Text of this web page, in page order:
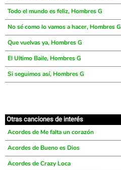
Todo el mundo es feliz, Hombres G
No sé como lo vamos a hacer, Hombres G
Que vuelvas ya, Hombres G
El Ultimo Baile, Hombres G
Si seguimos así, Hombres G
Otras canciones de interés
Acordes de Me falta un corazón
Acordes de Bueno es Dios
Acordes de Crazy Loca